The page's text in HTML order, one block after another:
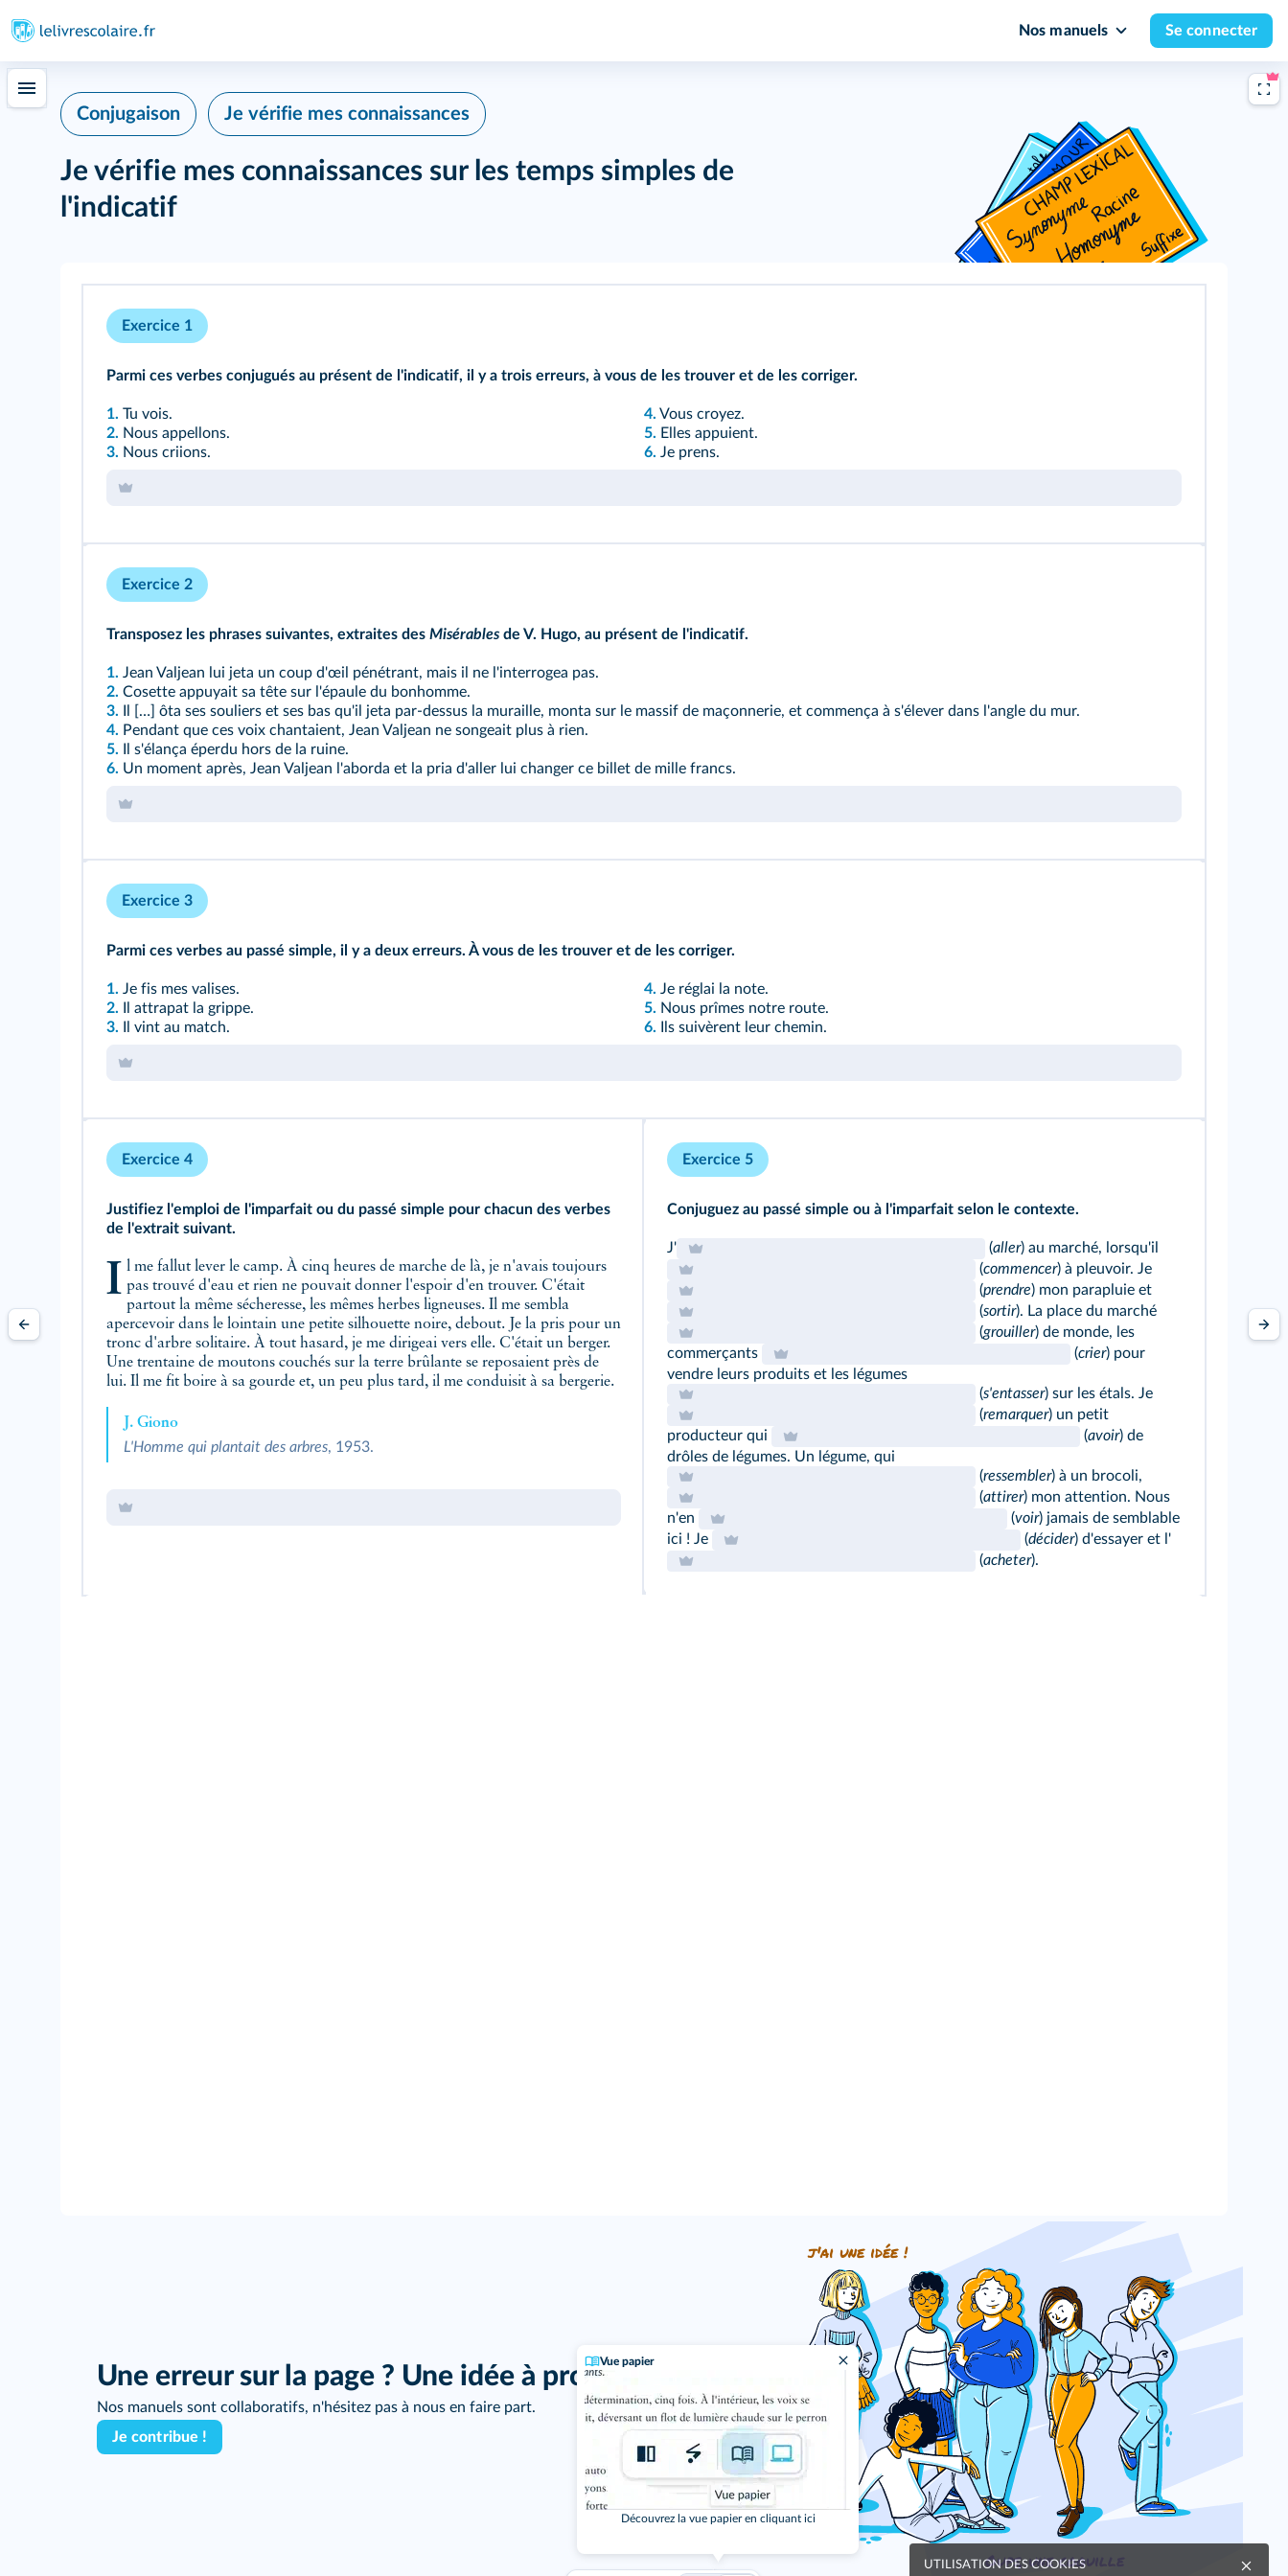
Nos manuels Se connecter
Vue papier
Découvrez la vue papier en cliquant ici
Conjugaison Je vérifie mes connaissances
Je vérifie mes connaissances sur les temps simples de
l'indicatif
Exercice 1
Parmi ces verbes conjugués au présent de l'indicatif, il y a trois erreurs, à vous de les trouver et de les corriger.
1. Tu vois.
2. Nous appellons.
3. Nous criions.
4. Vous croyez.
5. Elles appuient.
6. Je prens.
Exercice 2
Transposez les phrases suivantes, extraites des Misérables de V. Hugo, au présent de l'indicatif.
1. Jean Valjean lui jeta un coup d'œil pénétrant, mais il ne l'interrogea pas.
2. Cosette appuyait sa tête sur l'épaule du bonhomme.
3. Il […] ôta ses souliers et ses bas qu'il jeta par-dessus la muraille, monta sur le massif de maçonnerie, et commença à s'élever dans l'angle du mur.
4. Pendant que ces voix chantaient, Jean Valjean ne songeait plus à rien.
5. Il s'élança éperdu hors de la ruine.
6. Un moment après, Jean Valjean l'aborda et la pria d'aller lui changer ce billet de mille francs.
Exercice 3
Parmi ces verbes au passé simple, il y a deux erreurs. À vous de les trouver et de les corriger.
1. Je fis mes valises.
2. Il attrapat la grippe.
3. Il vint au match.
4. Je réglai la note.
5. Nous prîmes notre route.
6. Ils suivèrent leur chemin.
Exercice 4
Justifiez l'emploi de l'imparfait ou du passé simple pour chacun des verbes
de l'extrait suivant.
Il me fallut lever le camp. À cinq heures de marche de là, je n'avais toujours pas trouvé d'eau et rien ne pouvait donner l'espoir d'en trouver. C'était
partout la même sécheresse, les mêmes herbes ligneuses. Il me sembla
apercevoir dans le lointain une petite silhouette noire, debout. Je la pris pour un
tronc d'arbre solitaire. À tout hasard, je me dirigeai vers elle. C'était un berger.
Une trentaine de moutons couchés sur la terre brûlante se reposaient près de
lui. Il me fit boire à sa gourde et, un peu plus tard, il me conduisit à sa bergerie.
J. Giono
L'Homme qui plantait des arbres, 1953.
Exercice 5
Conjuguez au passé simple ou à l'imparfait selon le contexte.
J' (aller) au marché, lorsqu'il
(commencer) à pleuvoir. Je
(prendre) mon parapluie et
(sortir). La place du marché
(grouiller) de monde, les
commerçants
(crier) pour
vendre leurs produits et les légumes
(s'entasser) sur les étals. Je
(remarquer) un petit
producteur qui
(avoir) de
drôles de légumes. Un légume, qui
(ressembler) à un brocoli,
(attirer) mon attention. Nous
n'en
(voir) jamais de semblable
ici ! Je
(décider) d'essayer et l'
(acheter).
Une erreur sur la page ? Une idée à proposer ?
Nos manuels sont collaboratifs, n'hésitez pas à nous en faire part.
Je contribue !
j'ai une idée !
Oups, une coquille
UTILISATION DES COOKIES